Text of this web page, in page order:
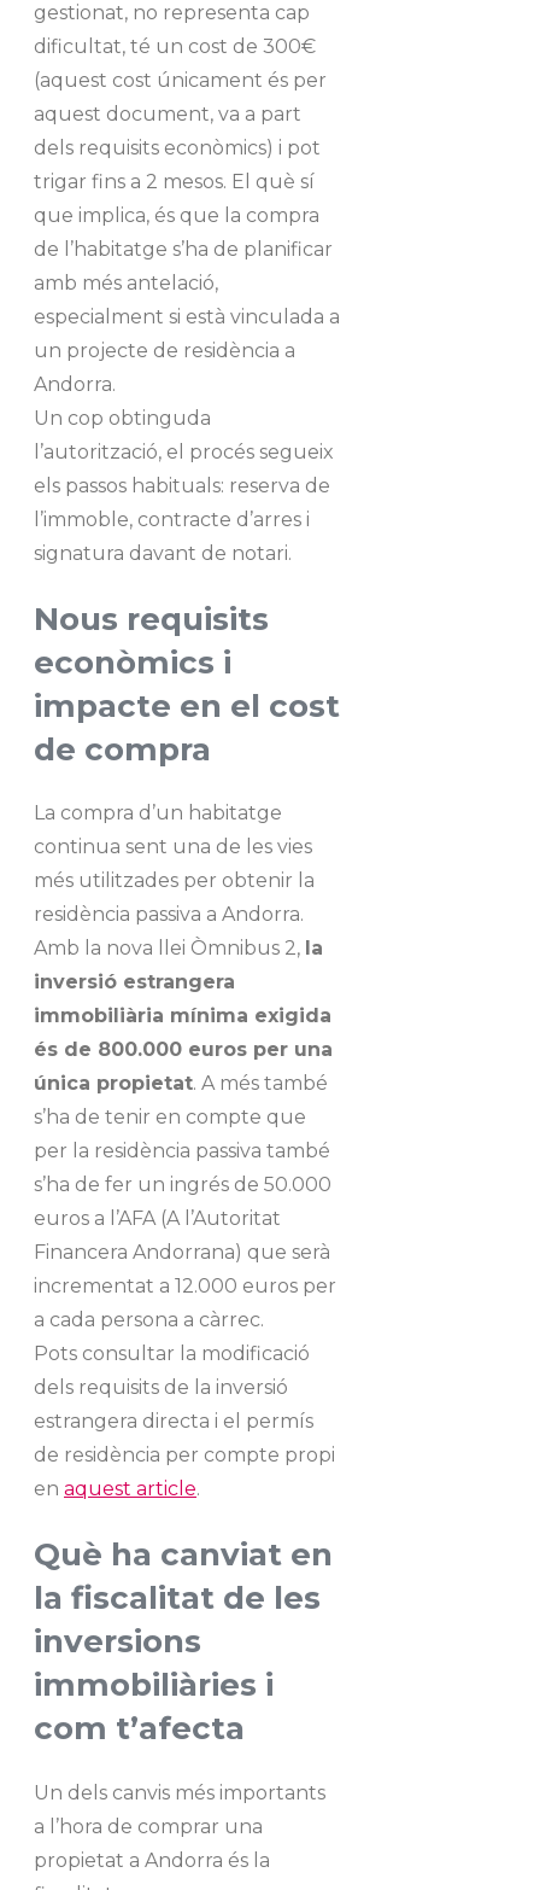
gestionat, no representa cap
dificultat, té un cost de 300€
(aquest cost únicament és per
aquest document, va a part
dels requisits econòmics) i pot
trigar fins a 2 mesos. El què sí
que implica, és que la compra
de l’habitatge s’ha de planificar
amb més antelació,
especialment si està vinculada a
un projecte de residència a
Andorra.
Un cop obtinguda
l’autorització, el procés segueix
els passos habituals: reserva de
l’immoble, contracte d’arres i
signatura davant de notari.
Nous requisits
econòmics i
impacte en el cost
de compra
La compra d’un habitatge
continua sent una de les vies
més utilitzades per obtenir la
residència passiva a Andorra.
Amb la nova llei Òmnibus 2, la
inversió estrangera
immobiliària mínima exigida
és de 800.000 euros per una
única propietat. A més també
s’ha de tenir en compte que
per la residència passiva també
s’ha de fer un ingrés de 50.000
euros a l’AFA (A l’Autoritat
Financera Andorrana) que serà
incrementat a 12.000 euros per
a cada persona a càrrec.
Pots consultar la modificació
dels requisits de la inversió
estrangera directa i el permís
de residència per compte propi
en aquest article.
Què ha canviat en
la fiscalitat de les
inversions
immobiliàries i
com t’afecta
Un dels canvis més importants
a l’hora de comprar una
propietat a Andorra és la